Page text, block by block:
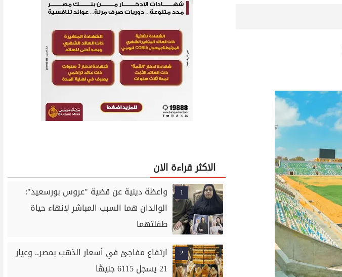
الاكثر قراءة الان
1
واعظة دينية عن قضية "عروس بورسعيد":
الوالدان هما السبب المباشر لإنهاء حياة
طفلتهما
2
ارتفاع مفاجئ في أسعار الذهب بمصر.. وعيار
21 يسجل 6115 جنيهًا